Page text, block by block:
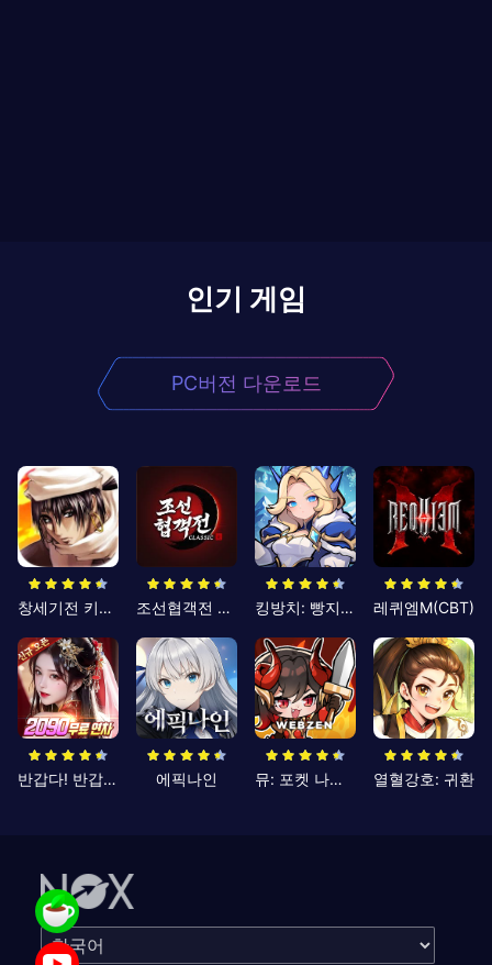
인기 게임
PC버전 다운로드
창세기전 키우기 조선협객전 클래식 킹방치: 빵지의 제왕 레퀴엠M(CBT)
반갑다! 반갑삼국지 에픽나인 뮤: 포켓 나이츠 열혈강호: 귀환